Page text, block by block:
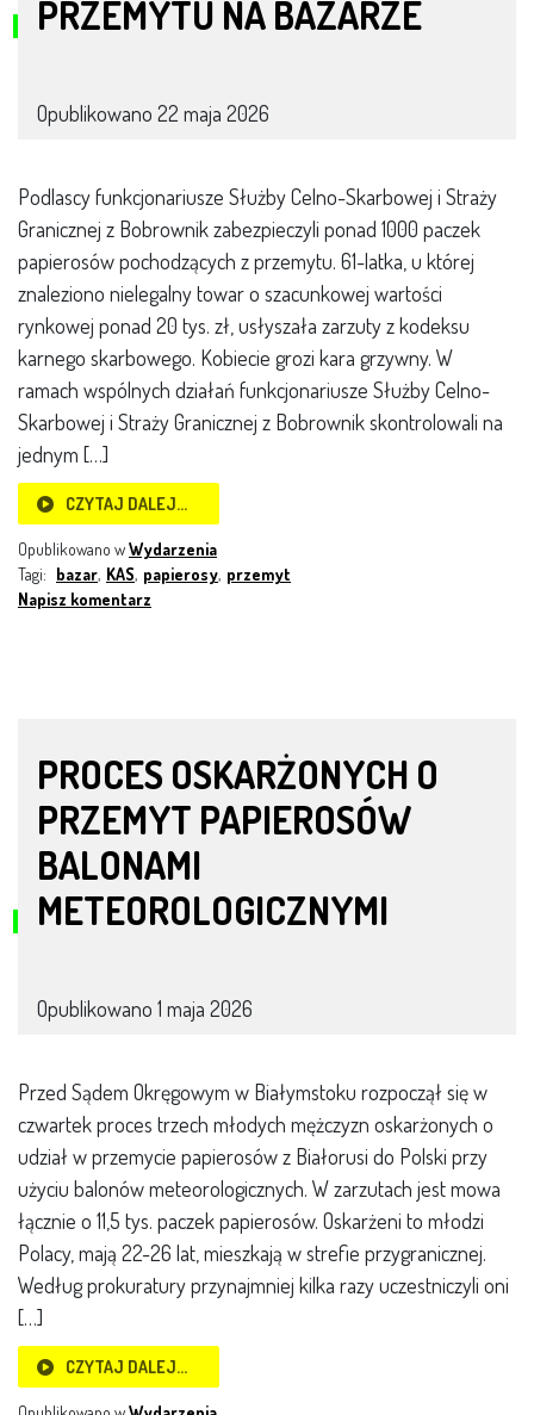
PRZEMYTU NA BAZARZE
Opublikowano 22 maja 2026
Podlascy funkcjonariusze Służby Celno-Skarbowej i Straży
Granicznej z Bobrownik zabezpieczyli ponad 1000 paczek
papierosów pochodzących z przemytu. 61-latka, u której
znaleziono nielegalny towar o szacunkowej wartości
rynkowej ponad 20 tys. zł, usłyszała zarzuty z kodeksu
karnego skarbowego. Kobiecie grozi kara grzywny. W
ramach wspólnych działań funkcjonariusze Służby Celno-
Skarbowej i Straży Granicznej z Bobrownik skontrolowali na
jednym […]
CZYTAJ DALEJ…
Opublikowano wWydarzenia
Tagi: bazar, KAS, papierosy, przemyt
Napisz komentarz
PROCES OSKARŻONYCH O
PRZEMYT PAPIEROSÓW
BALONAMI
METEOROLOGICZNYMI
Opublikowano 1 maja 2026
Przed Sądem Okręgowym w Białymstoku rozpoczął się w
czwartek proces trzech młodych mężczyzn oskarżonych o
udział w przemycie papierosów z Białorusi do Polski przy
użyciu balonów meteorologicznych. W zarzutach jest mowa
łącznie o 11,5 tys. paczek papierosów. Oskarżeni to młodzi
Polacy, mają 22-26 lat, mieszkają w strefie przygranicznej.
Według prokuratury przynajmniej kilka razy uczestniczyli oni
[…]
CZYTAJ DALEJ…